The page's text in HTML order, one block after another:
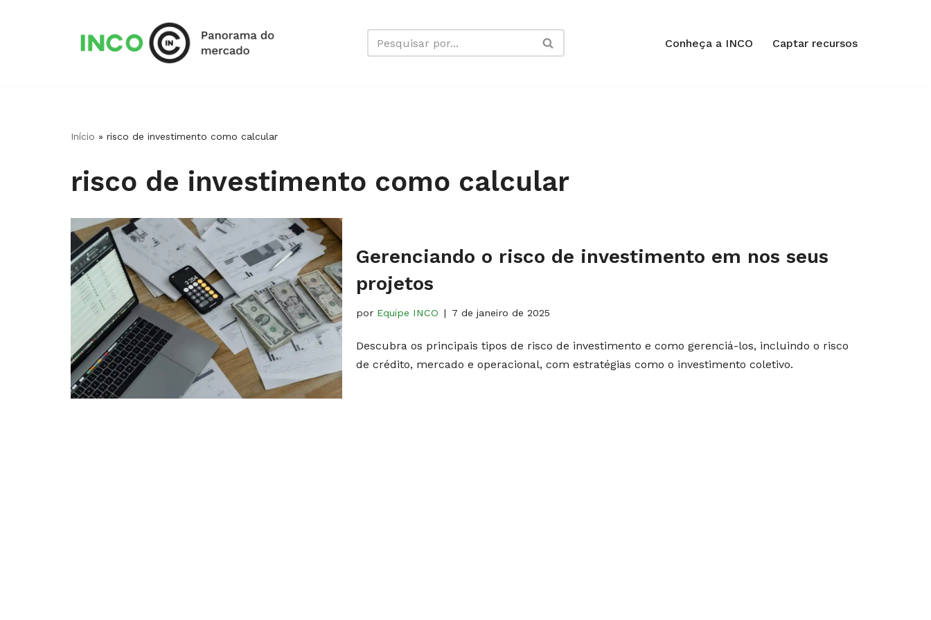
Conheça a INCO Captar recursos
Início » risco de investimento como calcular
risco de investimento como calcular
Gerenciando o risco de investimento em nos seus
projetos
por Equipe INCO 7 de janeiro de 2025
Descubra os principais tipos de risco de investimento e como gerenciá-los, incluindo o risco
de crédito, mercado e operacional, com estratégias como o investimento coletivo.